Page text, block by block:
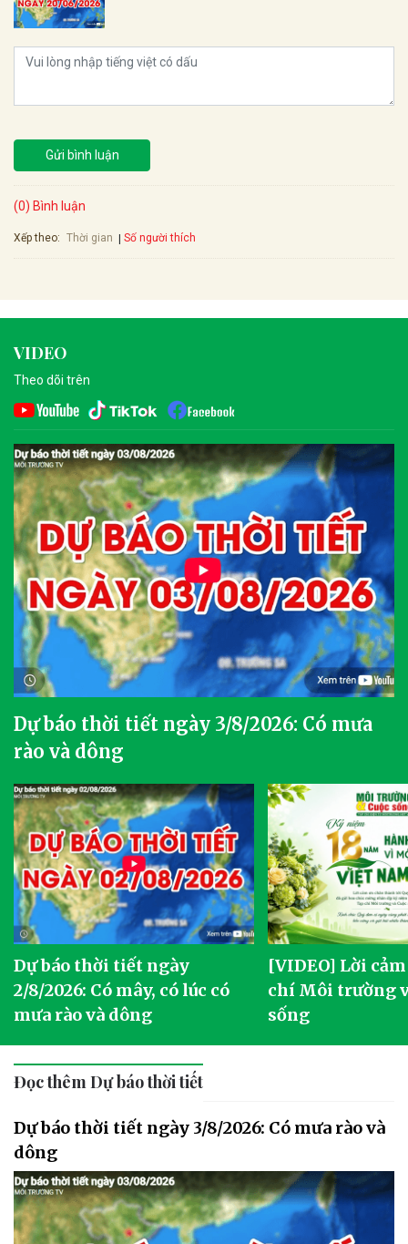
Gửi bình luận
(0) Bình luận
Xếp theo: Thời gian Số người thích
VIDEO
Theo dõi trên
Dự báo thời tiết ngày 3/8/2026: Có mưa
rào và dông
Dự báo thời tiết ngày
2/8/2026: Có mây, có lúc có
mưa rào và dông
[VIDEO] Lời
chí Môi trường
sống
Đọc thêm Dự báo thời tiết
Dự báo thời tiết ngày 3/8/2026: Có mưa rào và
dông